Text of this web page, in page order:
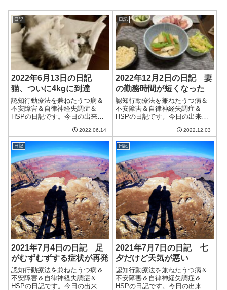
日記
2022年6月13日の日記
猫、ついに4kgに到達
認知行動療法を兼ねたうつ病＆
不安障害＆自律神経失調症＆
HSPの日記です。今日の出来事
た。明日は雨で寒いらしいの
で、ちょっと嫌な感じ。頭痛〜
るによるとそれほど気圧の変化
はないみたいだけど。という
か、前回の気圧の変化で...
2022.06.14
日記
2022年12月2日の日記 妻
の勤務時間が短くなった
認知行動療法を兼ねたうつ病＆
不安障害＆自律神経失調症＆
HSPの日記です。今日の出来事
の天気だった。冬らしいといえ
ば冬らしいのだけど、一気に季
節が変わった感がある。困った
ものだ。午前中は仕事。技術的
案件や新しい案件...
2022.12.03
日記
2021年7月4日の日記 足
がむずむずする症状が再発
認知行動療法を兼ねたうつ病＆
不安障害＆自律神経失調症＆
HSPの日記です。今日の出来事
日記
2021年7月7日の日記 七
夕だけど天気が悪い
認知行動療法を兼ねたうつ病＆
不安障害＆自律神経失調症＆
HSPの日記です。今日の出来事